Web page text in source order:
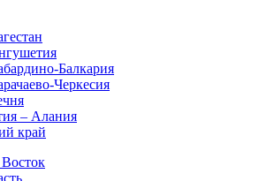
Балкария
Черкесия
– Алания
край